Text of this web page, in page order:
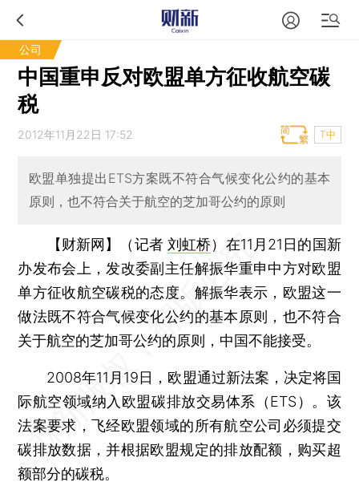
公司
中国重申反对欧盟单方征收航空碳
税
2012年11月22日 17:52 T中
欧盟单独提出ETS方案既不符合气候变化公约的基本
原则，也不符合关于航空的芝加哥公约的原则
【财新网】（记者刘虹桥） 在11月21日的国新
办发布会上，发改委副主任解振华重申中方对欧盟
单方征收航空碳税的态度。解振华表示，欧盟这一
做法既不符合气候变化公约的基本原则，也不符合
关于航空的芝加哥公约的原则，中国不能接受。
2008年11月19日，欧盟通过新法案，决定将国
际航空领域纳入欧盟碳排放交易体系（ETS）。该
法案要求，飞经欧盟领域的所有航空公司必须提交
碳排放数据，并根据欧盟规定的排放配额，购买超
额部分的碳税。